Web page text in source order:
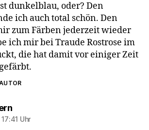
dunkelblau, oder? Den
ich auch total schön. Den
zum Färben jederzeit wieder
ich mir bei Traude Rostrose im
die hat damit vor einiger Zeit
sagt:
Uhr